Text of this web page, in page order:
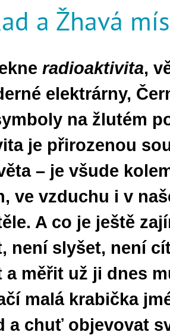
a Žhavá
radioaktivita,
elektrárny,
na žlutém
je přirozenou
– je všude
ve vzduchu i v
A co je ještě
není slyšet, není
a měřit už ji dnes
malá krabička
a chuť objevovat